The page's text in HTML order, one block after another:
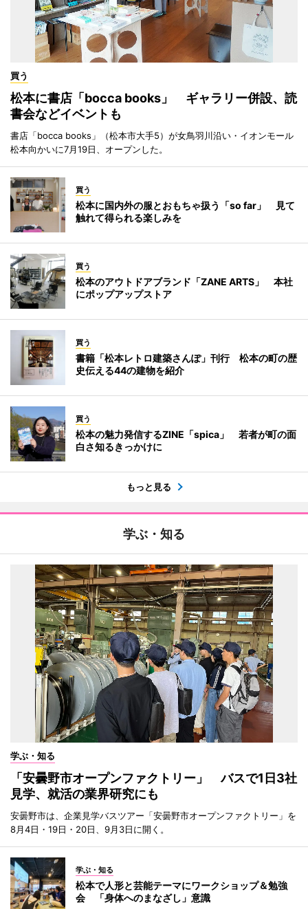
買う
松本に書店「bocca books」 ギャラリー併設、読
書会などイベントも
書店「bocca books」（松本市大手5）が女鳥羽川沿い・イオンモール
松本向かいに7月19日、オープンした。
買う
松本に国内外の服とおもちゃ扱う「so far」 見て
触れて得られる楽しみを
買う
松本のアウトドアブランド「ZANE ARTS」 本社
にポップアップストア
買う
書籍「松本レトロ建築さんぽ」刊行 松本の町の歴
史伝える44の建物を紹介
買う
松本の魅力発信するZINE「spica」 若者が町の面
白さ知るきっかけに
もっと見る
学ぶ・知る
学ぶ・知る
「安曇野市オープンファクトリー」 バスで1日3社
見学、就活の業界研究にも
安曇野市は、企業見学バスツアー「安曇野市オープンファクトリー」を
8月4日・19日・20日、9月3日に開く。
学ぶ・知る
松本で人形と芸能テーマにワークショップ＆勉強
会 「身体へのまなざし」意識